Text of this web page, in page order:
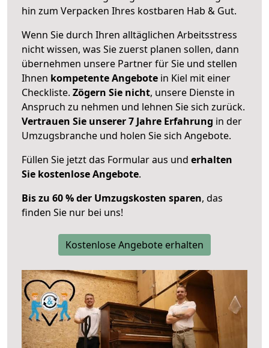
hin zum Verpacken Ihres kostbaren Hab & Gut.
Wenn Sie durch Ihren alltäglichen Arbeitsstress
nicht wissen, was Sie zuerst planen sollen, dann
übernehmen unsere Partner für Sie und stellen
Ihnen kompetente Angebote in Kiel mit einer
Checkliste. Zögern Sie nicht, unsere Dienste in
Anspruch zu nehmen und lehnen Sie sich zurück.
Vertrauen Sie unserer 7 Jahre Erfahrung in der
Umzugsbranche und holen Sie sich Angebote.
Füllen Sie jetzt das Formular aus und erhalten
Sie kostenlose Angebote.
Bis zu 60 % der Umzugskosten sparen, das
finden Sie nur bei uns!
Kostenlose Angebote erhalten